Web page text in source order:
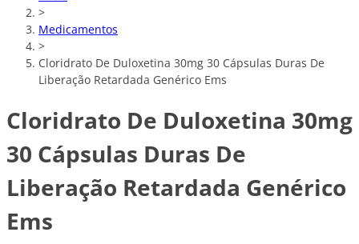
>
Medicamentos
>
Cloridrato De Duloxetina 30mg 30 Cápsulas Duras De
Liberação Retardada Genérico Ems
Cloridrato De Duloxetina 30mg
30 Cápsulas Duras De
Liberação Retardada Genérico
Ems